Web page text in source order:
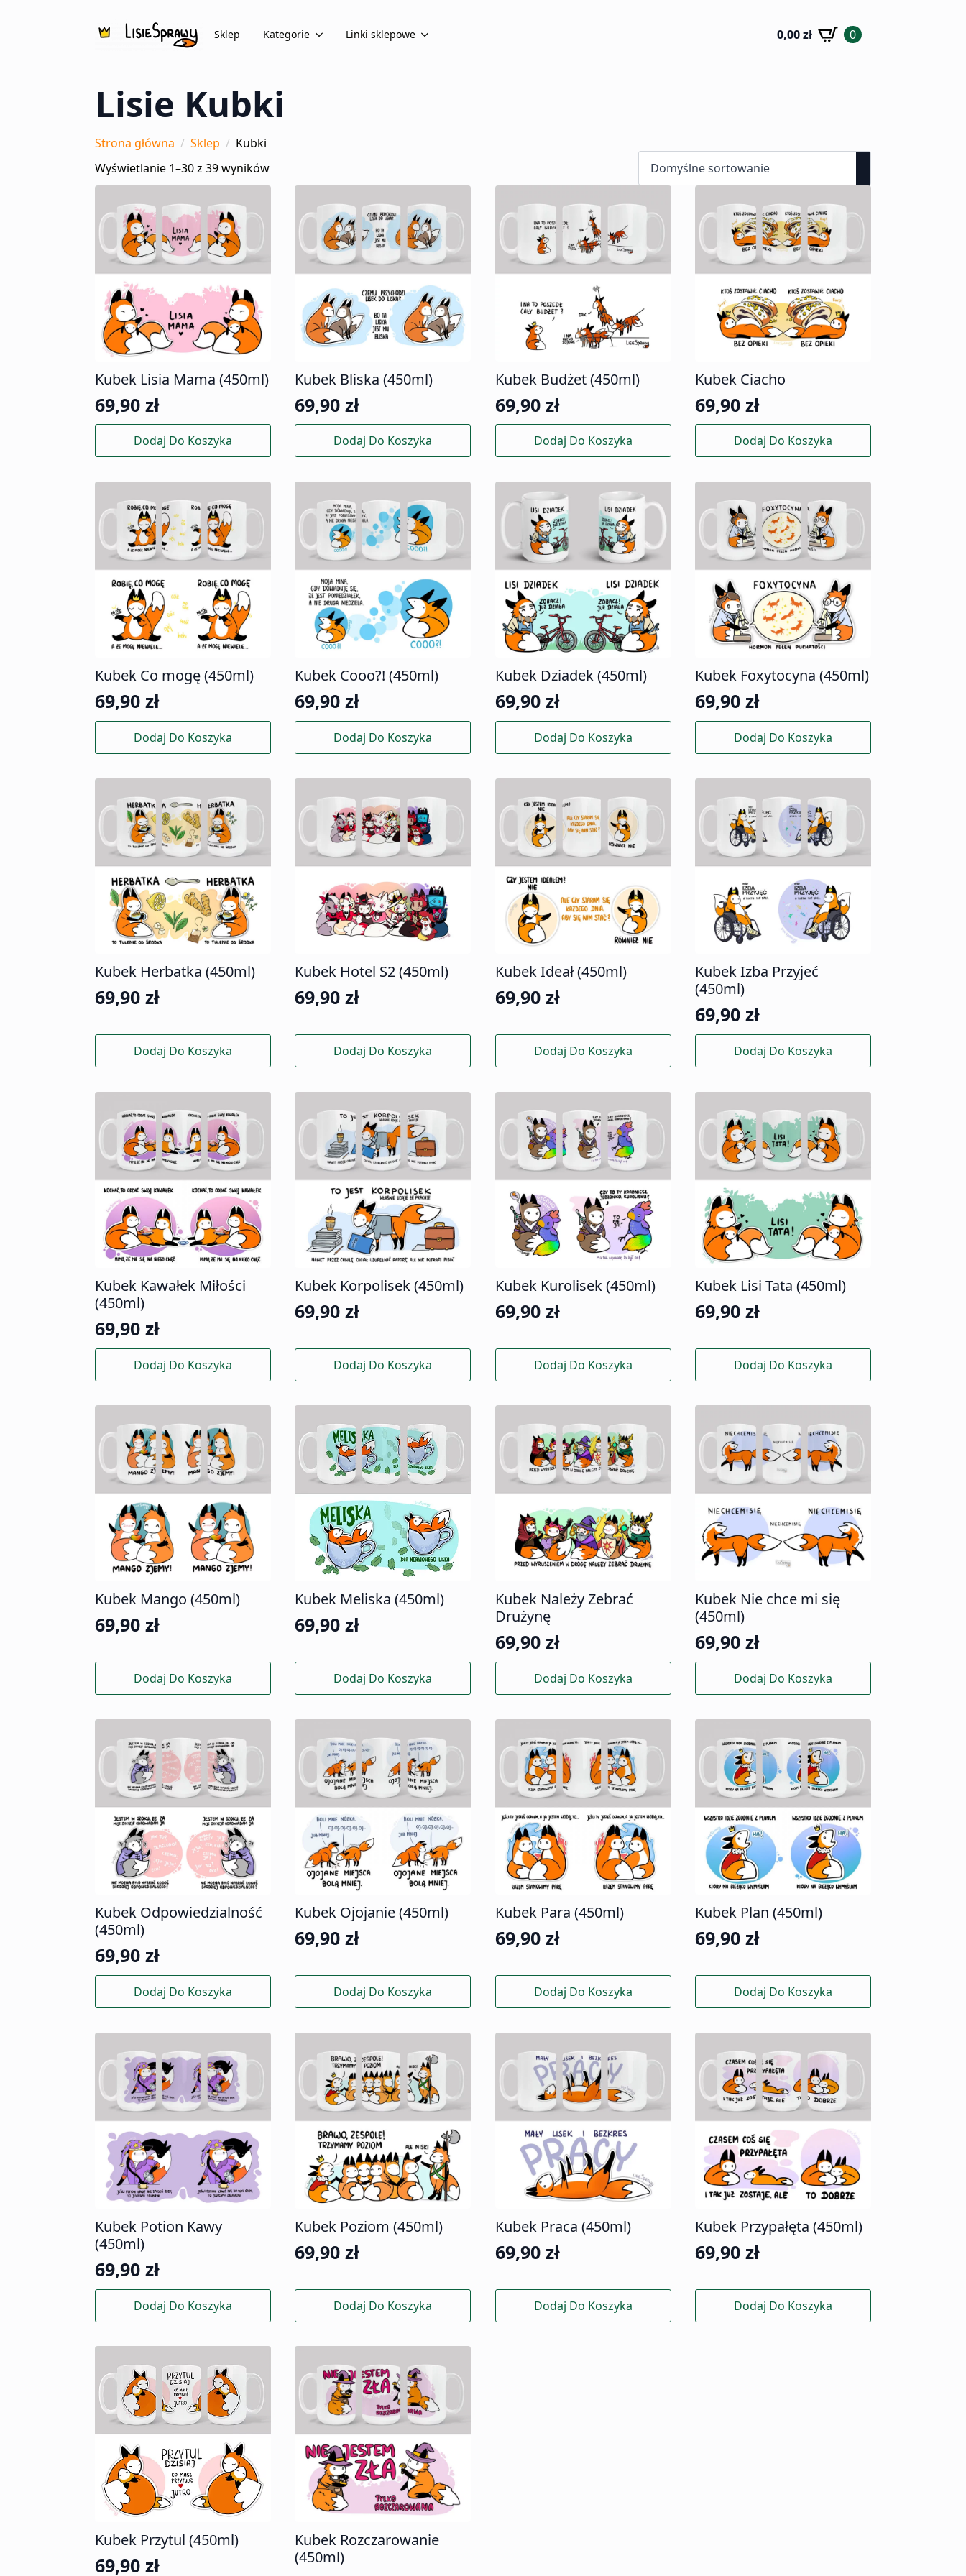
Sklep Kategorie Linki sklepowe 0,00zł 0
Lisie Kubki
Strona główna Sklep
Kubki
Wyświetlanie 1–30 z 39 wyników
Kubek Lisia Mama (450ml)
69,90 zł
Dodaj Do Koszyka
Kubek Bliska (450ml)
69,90zł
Dodaj Do Koszyka
Kubek Budżet (450ml)
69,90 zł
Dodaj Do Koszyka
Kubek Ciacho
69,90zł
Dodaj Do Koszyka
Kubek Co mogę (450ml)
69,90 zł
Dodaj Do Koszyka
Kubek Cooo?! (450ml)
69,90zł
Dodaj Do Koszyka
Kubek Dziadek (450ml)
69,90 zł
Dodaj Do Koszyka
Kubek Foxytocyna (450ml)
69,90zł
Dodaj Do Koszyka
Kubek Herbatka (450ml)
69,90 zł
Dodaj Do Koszyka
Kubek Hotel S2 (450ml)
69,90zł
Dodaj Do Koszyka
Kubek Ideał (450ml)
69,90 zł
Dodaj Do Koszyka
Kubek Izba Przyjeć
(450ml)
69,90zł
Dodaj Do Koszyka
Kubek Kawałek Miłości
(450ml)
69,90 zł
Dodaj Do Koszyka
Kubek Korpolisek (450ml)
69,90zł
Dodaj Do Koszyka
Kubek Kurolisek (450ml)
69,90 zł
Dodaj Do Koszyka
Kubek Lisi Tata (450ml)
69,90zł
Dodaj Do Koszyka
Kubek Mango (450ml)
69,90 zł
Dodaj Do Koszyka
Kubek Meliska (450ml)
69,90zł
Dodaj Do Koszyka
Kubek Należy Zebrać
Drużynę
69,90 zł
Dodaj Do Koszyka
Kubek Nie chce mi się
(450ml)
69,90zł
Dodaj Do Koszyka
Kubek Odpowiedzialność
(450ml)
69,90 zł
Dodaj Do Koszyka
Kubek Ojojanie (450ml)
69,90zł
Dodaj Do Koszyka
Kubek Para (450ml)
69,90 zł
Dodaj Do Koszyka
Kubek Plan (450ml)
69,90zł
Dodaj Do Koszyka
Kubek Potion Kawy
(450ml)
69,90 zł
Dodaj Do Koszyka
Kubek Poziom (450ml)
69,90zł
Dodaj Do Koszyka
Kubek Praca (450ml)
69,90 zł
Dodaj Do Koszyka
Kubek Przypałęta (450ml)
69,90zł
Dodaj Do Koszyka
Kubek Przytul (450ml)
69,90 zł
Kubek Rozczarowanie
(450ml)